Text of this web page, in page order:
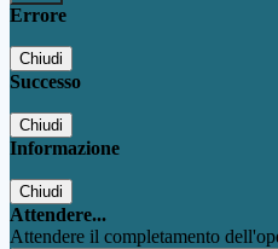
Errore
Chiudi
Successo
Chiudi
Informazione
Chiudi
Attendere...
Attendere il completamento